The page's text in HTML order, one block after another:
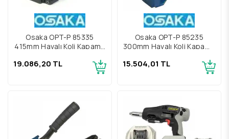
Osaka OPT-P 85335
415mm Havalı Koli Kapama
19.086,20 TL
Osaka OPT-P 85235
300mm Havalı Koli Kapama
15.504,01 TL